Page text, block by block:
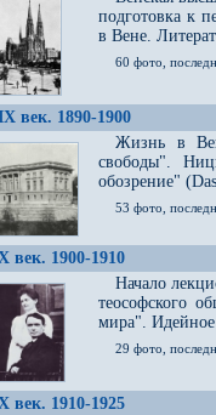
подготовка к
в Вене.
60 фото,
век. 1890-1900
Жизнь в
свободы".
обозрение"
53 фото,
век. 1900-1910
Начало
теософского
мира". Идейное
29 фото,
век. 1910-1925